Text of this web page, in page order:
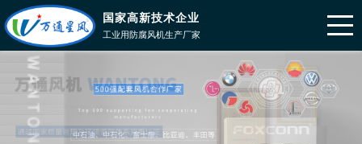
国家高新技术企业
工业用防腐风机生产厂家